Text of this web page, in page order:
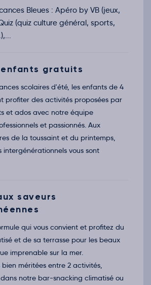
Bleues : Apéro by VB (jeux,
(quiz culture général, sports,
gratuits
scolaires d'été, les enfants de 4
profiter des activités proposées par
et ados avec notre équipe
et passionnés. Aux
de la toussaint et du printemps,
intergénérationnels vous sont
saveurs
qui vous convient et profitez du
et de sa terrasse pour les beaux
imprenable sur la mer.
bien méritées entre 2 activités,
dans notre bar-snacking climatisé ou